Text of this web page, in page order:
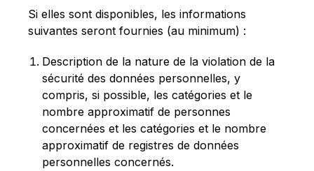
Si elles sont disponibles, les informations
suivantes seront fournies (au minimum) :
Description de la nature de la violation de la
sécurité des données personnelles, y
compris, si possible, les catégories et le
nombre approximatif de personnes
concernées et les catégories et le nombre
approximatif de registres de données
personnelles concernés.